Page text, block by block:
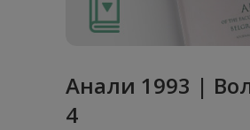
Анaли 1993 |
4